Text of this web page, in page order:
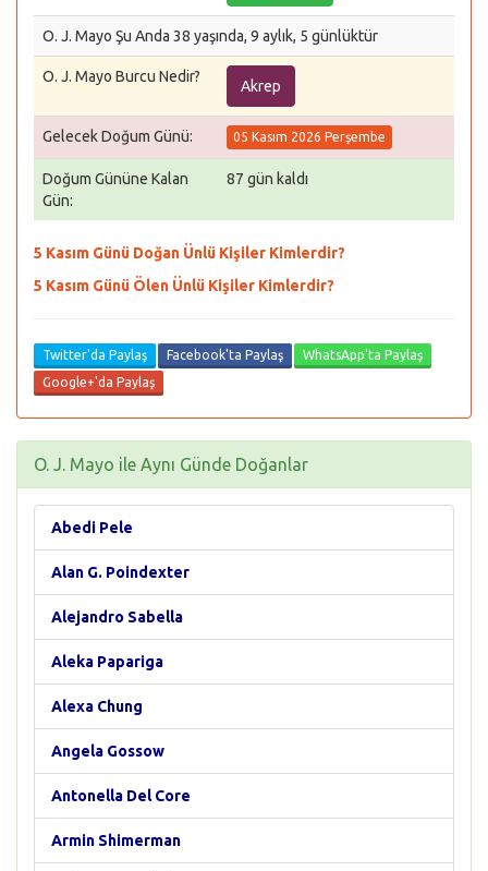
O. J. Mayo Şu Anda 38 yaşında, 9 aylık, 5 günlüktür
O. J. Mayo Burcu Nedir?
Akrep
Gelecek Doğum Günü: 05 Kasım 2026 Perşembe
Doğum Gününe Kalan
Gün:
87 gün kaldı
5 Kasım Günü Doğan Ünlü Kişiler Kimlerdir?
5 Kasım Günü Ölen Ünlü Kişiler Kimlerdir?
Twitter'da Paylaş Facebook'ta Paylaş
WhatsApp'ta Paylaş
Google+'da Paylaş
O. J. Mayo ile Aynı Günde Doğanlar
Abedi Pele
Alan G. Poindexter
Alejandro Sabella
Aleka Papariga
Alexa Chung
Angela Gossow
Antonella Del Core
Armin Shimerman